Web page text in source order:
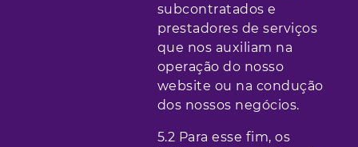
subcontratados e
prestadores de serviços
que nos auxiliam na
operação do nosso
website ou na condução
dos nossos negócios.
5.2 Para esse fim, os